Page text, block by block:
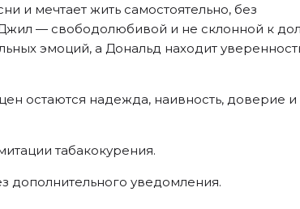
и мечтает жить самостоятельно, без
— свободолюбивой и не склонной к
эмоций, а Дональд находит
остаются надежда, наивность, доверие и
табакокурения.
дополнительного уведомления.